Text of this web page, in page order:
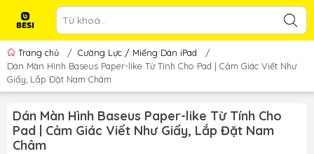
Trang chủ / Cường Lực / Miếng Dán iPad
/
Dán Màn Hình Baseus Paper-like Từ Tính Cho Pad | Cảm Giác Viết Như
Giấy, Lắp Đặt Nam Châm
Dán Màn Hình Baseus Paper-like Từ Tính Cho
Pad | Cảm Giác Viết Như Giấy, Lắp Đặt Nam
Châm